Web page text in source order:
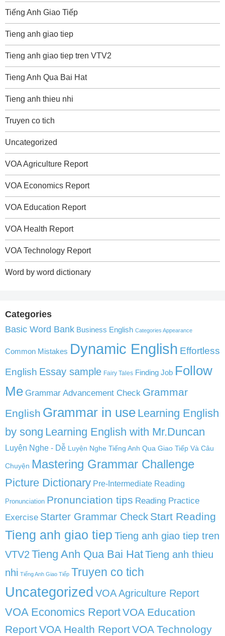
Tiếng Anh Giao Tiếp
Tieng anh giao tiep
Tieng anh giao tiep tren VTV2
Tieng Anh Qua Bai Hat
Tieng anh thieu nhi
Truyen co tich
Uncategorized
VOA Agriculture Report
VOA Economics Report
VOA Education Report
VOA Health Report
VOA Technology Report
Word by word dictionary
Categories
Basic Word Bank Business English Categories Appearance
Common Mistakes Dynamic English Effortless
English Essay sample Fairy Tales Finding Job Follow
Me Grammar Advancement Check Grammar
English Grammar in use Learning English
by song Learning English with Mr.Duncan
Luyện Nghe - Dễ Luyện Nghe Tiếng Anh Qua Giao Tiếp Và Câu
Chuyện Mastering Grammar Challenge
Picture Dictionary Pre-Intermediate Reading
Pronunciation Pronunciation tips Reading Practice
Exercise Starter Grammar Check Start Reading
Tieng anh giao tiep Tieng anh giao tiep tren
VTV2 Tieng Anh Qua Bai HatTieng anh thieu
nhi Tiếng Anh Giao Tiếp Truyen co tich
Uncategorized VOA Agriculture Report
VOA Economics ReportVOA Education
ReportVOA Health ReportVOA Technology